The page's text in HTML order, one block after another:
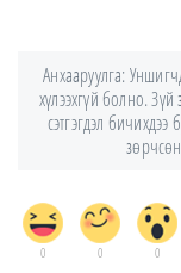
Анхааруулга:
хүлээхгүй болно. Зүй
сэтгэгдэл бичихдээ
0 0 0